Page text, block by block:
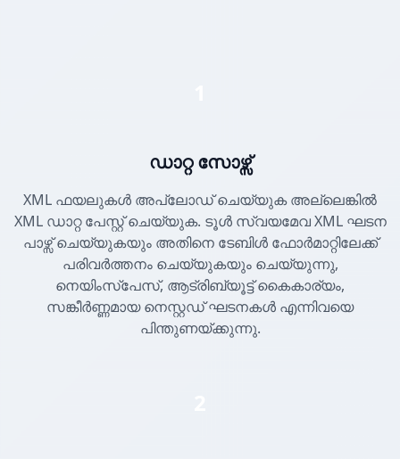
ഡാറ്റ സോഴ്സ്
XML ഫയലുകൾ അപ്‌ലോഡ് ചെയ്യുക അല്ലെങ്കിൽ
XML ഡാറ്റ പേസ്റ്റ് ചെയ്യുക. ടൂൾ സ്വയമേവ XML ഘടന
പാഴ്സ് ചെയ്യുകയും അതിനെ ടേബിൾ ഫോർമാറ്റിലേക്ക്
പരിവർത്തനം ചെയ്യുകയും ചെയ്യുന്നു,
നെയിംസ്പേസ്, ആട്രിബ്യൂട്ട് കൈകാര്യം,
സങ്കീർണ്ണമായ നെസ്റ്റഡ് ഘടനകൾ എന്നിവയെ
പിന്തുണയ്ക്കുന്നു.